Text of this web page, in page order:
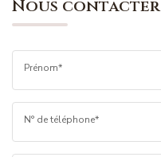
Nous contacter
Prénom*
N° de téléphone*